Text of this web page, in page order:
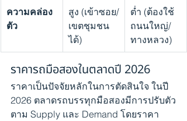
ความคล่อง
ตัว
สูง (เข้าซอย/
เขตชุมชน
ได้)
ต่ำ (ต้องใช้
ถนนใหญ่/
ทางหลวง)
ราคารถมือสองในตลาดปี 2026
ราคาเป็นปัจจัยหลักในการตัดสินใจ ในปี
2026 ตลาดรถบรรทุกมือสองมีการปรับตัว
ตาม Supply และ Demand โดยราคา